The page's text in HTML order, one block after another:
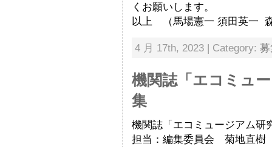
くお願いします。
以上 （馬場憲一 須田英一
4 月 17th, 2023 | Category:
機関誌「エコミュ
集
機関誌「エコミュージアム研
担当：編集委員会 菊地直樹